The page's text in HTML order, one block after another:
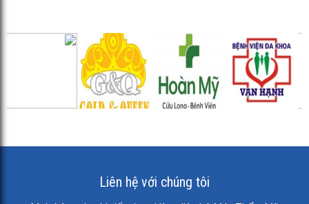
Liên hệ với chúng tôi